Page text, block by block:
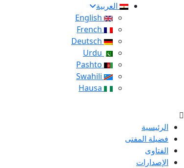
العربية
الرئيسية
فضيلة المفتى
الفتاوى
الإصدارات